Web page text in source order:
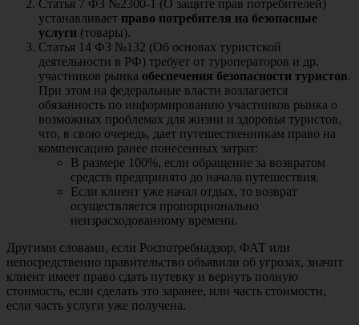
Статья 7 ФЗ №2300-1 (О защите прав потребителей)
устанавливает право потребителя на безопасные
услуги (товары).
Статья 14 ФЗ №132 (Об основах туристской
деятельности в РФ) требует от туроператоров и др.
участников рынка обеспечения безопасности туристов.
При этом на федеральные власти возлагается
обязанность по информированию участников рынка о
возможных проблемах для жизни и здоровья туристов,
что, в свою очередь, дает путешественникам право на
компенсацию ранее понесенных затрат:
В размере 100%, если обращение за возвратом
средств предпринято до начала путешествия.
Если клиент уже начал отдых, то возврат
осуществляется пропорционально
неизрасходованному времени.
Другими словами, если Роспотребнадзор, ФАТ или
непосредственно правительство объявили об угрозах, значит
клиент имеет право сдать путевку и вернуть полную
стоимость, если сделать это заранее, или часть стоимости,
если часть услуги уже получена.